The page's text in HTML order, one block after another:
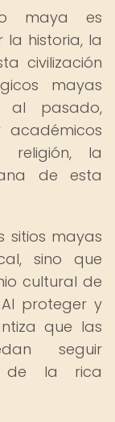
maya es
historia, la
civilización
mayas
al pasado,
religión, la
de esta
sitios mayas
sino que
cultural de
proteger y
que las
seguir
de la rica